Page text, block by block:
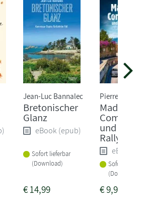
Jean-Luc Bannalec
Bretonischer
Glanz
eBook (epub)
Sofort lieferbar
(Download)
€14,99
Pierre Martin
Madame
und die
Rallye
eBook
Sofort
(Download)
€9,99